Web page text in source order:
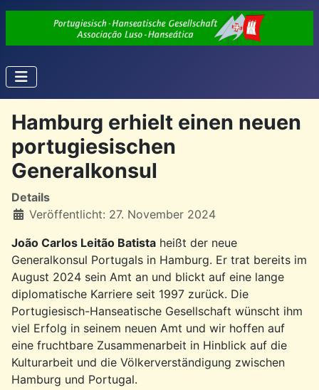
Hamburg erhielt einen neuen
portugiesischen
Generalkonsul
Details
Veröffentlicht: 27. November 2024
João Carlos Leitão Batista heißt der neue
Generalkonsul Portugals in Hamburg. Er trat bereits im
August 2024 sein Amt an und blickt auf eine lange
diplomatische Karriere seit 1997 zurück. Die
Portugiesisch-Hanseatische Gesellschaft wünscht ihm
viel Erfolg in seinem neuen Amt und wir hoffen auf
eine fruchtbare Zusammenarbeit in Hinblick auf die
Kulturarbeit und die Völkerverständigung zwischen
Hamburg und Portugal.